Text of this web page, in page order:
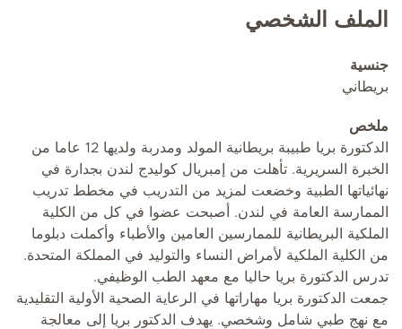
الملف الشخصي
جنسية
بريطاني
ملخص
الدكتورة بريا طبيبة بريطانية المولد ومدربة ولديها 12 عاما من
الخبرة السريرية. تأهلت من إمبريال كوليدج لندن بجدارة في
نهائياتها الطبية وخضعت لمزيد من التدريب في مخطط تدريب
الممارسة العامة في لندن. أصبحت عضوا في كل من الكلية
الملكية البريطانية للممارسين العامين والأطباء وأكملت دبلوما
من الكلية الملكية لأمراض النساء والتوليد في المملكة المتحدة.
تدرس الدكتورة بريا حاليا مع معهد الطب الوظيفي.
جمعت الدكتورة بريا مهاراتها في الرعاية الصحية الأولية التقليدية
مع نهج طبي شامل وشخصي. يهدف الدكتور بريا إلى معالجة